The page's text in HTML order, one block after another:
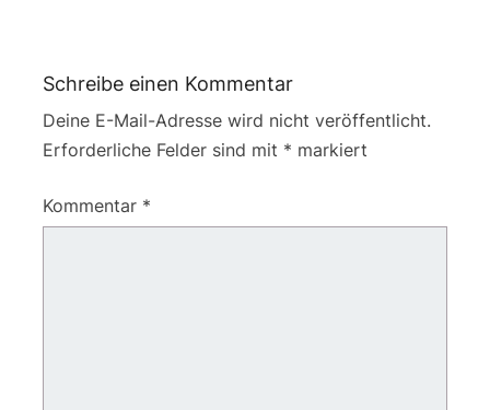
Schreibe einen Kommentar
Deine E-Mail-Adresse wird nicht veröffentlicht.
Erforderliche Felder sind mit * markiert
Kommentar *